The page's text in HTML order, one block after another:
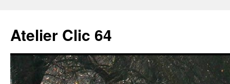
contenu
Atelier Clic 64